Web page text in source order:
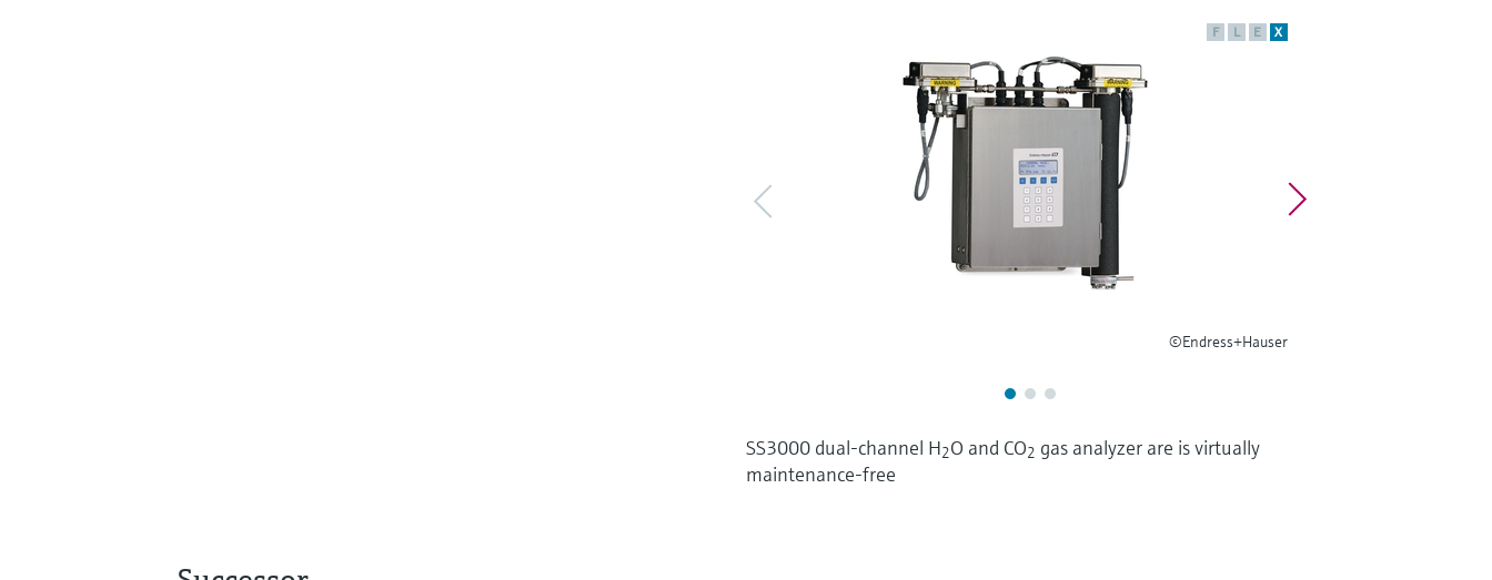
F L E X
©Endress+Hauser
SS3000 dual-channel H2O and CO2 gas analyzer are is virtually
maintenance-free